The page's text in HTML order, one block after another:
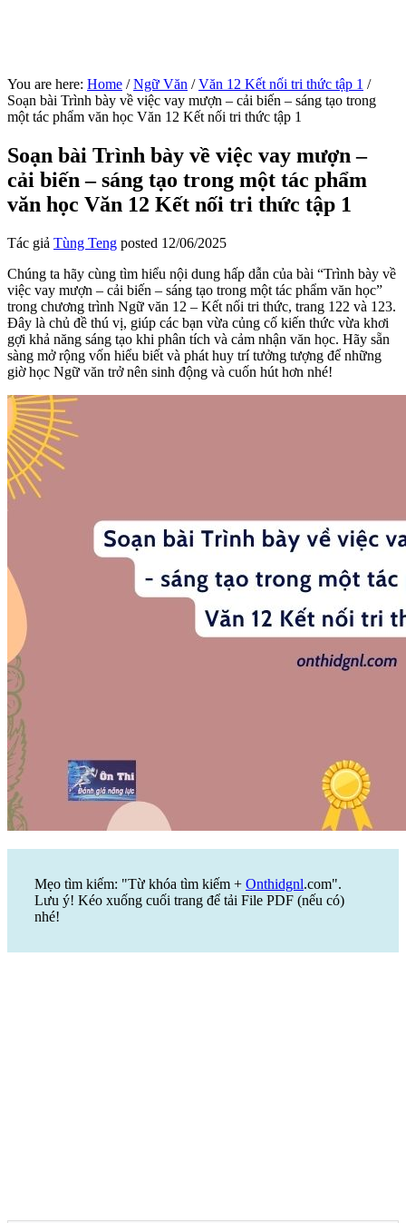
You are here: Home / Ngữ Văn / Văn 12 Kết nối tri thức tập 1 /
Soạn bài Trình bày về việc vay mượn – cải biến – sáng tạo trong
một tác phẩm văn học Văn 12 Kết nối tri thức tập 1
Soạn bài Trình bày về việc vay mượn –
cải biến – sáng tạo trong một tác phẩm
văn học Văn 12 Kết nối tri thức tập 1
Tác giả Tùng Teng posted 12/06/2025
Chúng ta hãy cùng tìm hiểu nội dung hấp dẫn của bài “Trình bày về
việc vay mượn – cải biến – sáng tạo trong một tác phẩm văn học”
trong chương trình Ngữ văn 12 – Kết nối tri thức, trang 122 và 123.
Đây là chủ đề thú vị, giúp các bạn vừa củng cố kiến thức vừa khơi
gợi khả năng sáng tạo khi phân tích và cảm nhận văn học. Hãy sẵn
sàng mở rộng vốn hiểu biết và phát huy trí tưởng tượng để những
giờ học Ngữ văn trở nên sinh động và cuốn hút hơn nhé!
Mẹo tìm kiếm: "Từ khóa tìm kiếm + Onthidgnl.com".
Lưu ý! Kéo xuống cuối trang để tải File PDF (nếu có)
nhé!